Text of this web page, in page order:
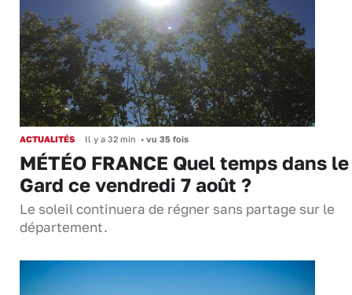
ACTUALITÉS Il y a 32 min • vu 35 fois
MÉTÉO FRANCE Quel temps dans le
Gard ce vendredi 7 août ?
Le soleil continuera de régner sans partage sur le
département.